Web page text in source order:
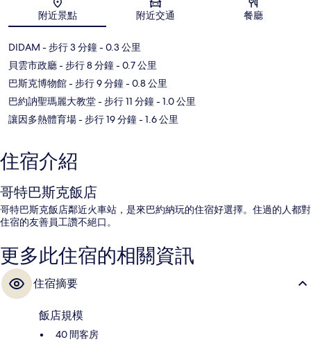
地圖
附近景點 附近交通 餐廳
DIDAM - 步行 3 分鐘- 0.3 公里
貝雲市政廳- 步行 8 分鐘- 0.7 公里
巴斯克博物館- 步行 9 分鐘- 0.8 公里
巴約訥聖瑪麗大教堂- 步行 11 分鐘- 1.0 公里
讓因多熱體育場- 步行 19 分鐘- 1.6 公里
住宿介紹
哥特巴斯克飯店
哥特巴斯克飯店鄰近火車站，是來巴約納玩的住宿好選擇。住過的人都對
住宿的友善員工讚不絕口。
更多此住宿的相關資訊
住宿摘要
飯店規模
40 間客房